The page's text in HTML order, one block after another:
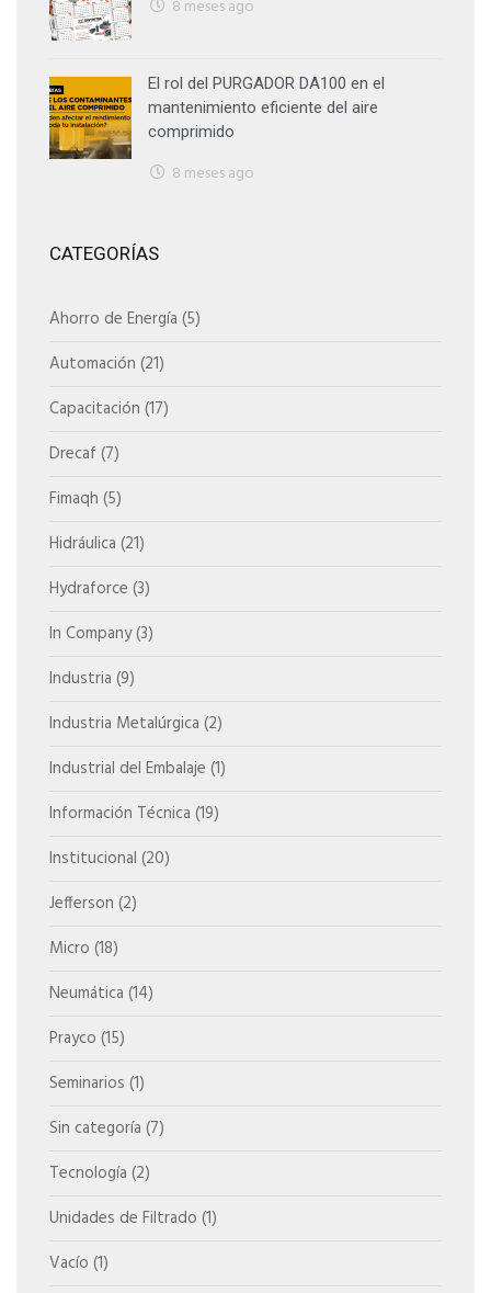
8 meses ago
El rol del PURGADOR DA100 en el
mantenimiento eficiente del aire
comprimido
8 meses ago
CATEGORÍAS
Ahorro de Energía (5)
Automación (21)
Capacitación (17)
Drecaf (7)
Fimaqh (5)
Hidráulica (21)
Hydraforce (3)
In Company(3)
Industria (9)
Industria Metalúrgica (2)
Industrial del Embalaje (1)
Información Técnica (19)
Institucional (20)
Jefferson (2)
Micro (18)
Neumática (14)
Prayco (15)
Seminarios (1)
Sin categoría (7)
Tecnología (2)
Unidades de Filtrado (1)
Vacío (1)